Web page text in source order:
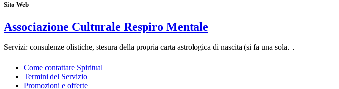
Sito Web
Associazione Culturale Respiro Mentale
Servizi: consulenze olistiche, stesura della propria carta astrologica di nascita (si fa una sola…
Come contattare Spiritual
Termini del Servizio
Promozioni e offerte